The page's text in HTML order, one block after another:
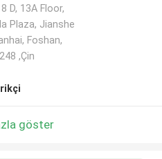
D, 13A Floor,
Plaza, Jianshe
Foshan,
,Çin
göster